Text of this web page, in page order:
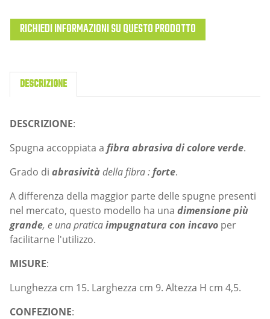
RICHIEDI INFORMAZIONI SU QUESTO PRODOTTO
DESCRIZIONE
DESCRIZIONE:
Spugna accoppiata a fibra abrasiva di colore verde.
Grado di abrasività della fibra :forte.
A differenza della maggior parte delle spugne presenti
nel mercato, questo modello ha una dimensione più
grande, e una praticaimpugnatura con incavo per
facilitarne l'utilizzo.
MISURE:
Lunghezza cm 15. Larghezza cm 9. Altezza H cm 4,5.
CONFEZIONE: